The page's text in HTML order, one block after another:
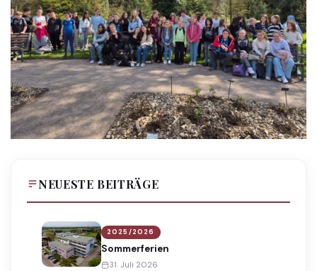
NEUESTE BEITRÄGE
2025/2026
Sommerferien
31. Juli 2026